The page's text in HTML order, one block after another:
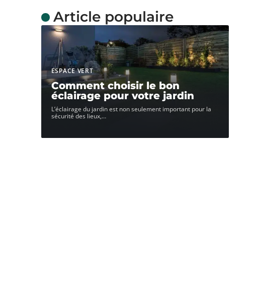
Article populaire
ESPACE VERT
Comment choisir le bon
éclairage pour votre jardin
L’éclairage du jardin est non seulement important pour la
sécurité des lieux,…